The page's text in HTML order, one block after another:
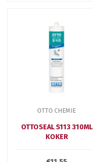
OTTO CHEMIE
OTTOSEAL S113 310ML
KOKER